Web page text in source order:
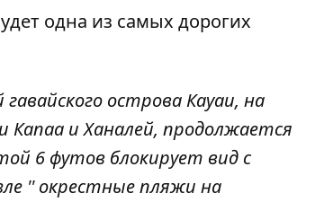
одна из самых дорогих
острова Кауаи, на
и Ханалей, продолжается
6 футов блокирует вид с
'' окрестные пляжи на